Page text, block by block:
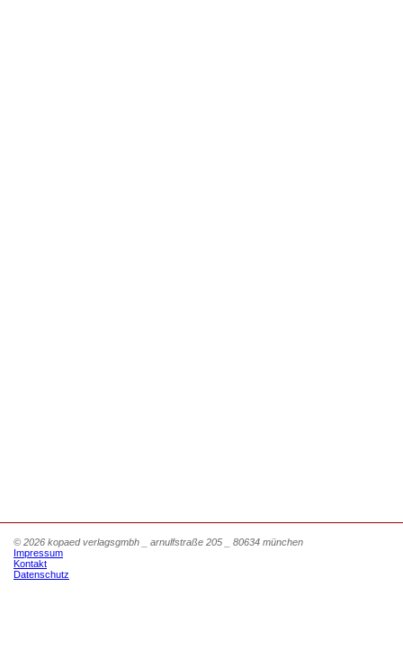
© 2026 kopaed verlagsgmbh _ arnulfstraße 205 _ 80634 münchen
Impressum
Kontakt
Datenschutz